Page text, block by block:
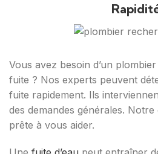
Vous avez besoin d’un
fuite ? Nos experts peuvent
fuite rapidement. Ils
des demandes générales.
prête à vous aider.